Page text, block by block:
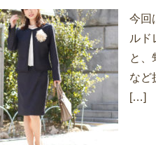
今回
ルド
と、
など
[…]